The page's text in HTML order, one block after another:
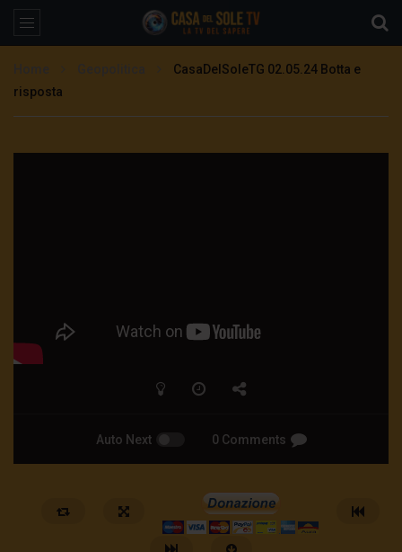
CasaDelSoleTG 02.05.24 Botta e
risposta
Auto Next 0 Comments